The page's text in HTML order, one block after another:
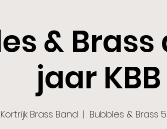
&
jaar KBB
Brass Band
  |
Bubbles & Brass